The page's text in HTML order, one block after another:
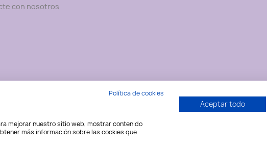
con nosotros
Política de cookies
mejorar nuestro sitio web, mostrar contenido
más información sobre las cookies que
Aceptar todo